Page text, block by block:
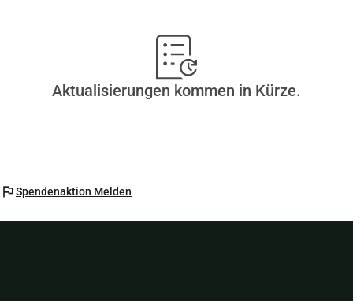
Aktualisierungen kommen in Kürze.
flagSpendenaktion Melden